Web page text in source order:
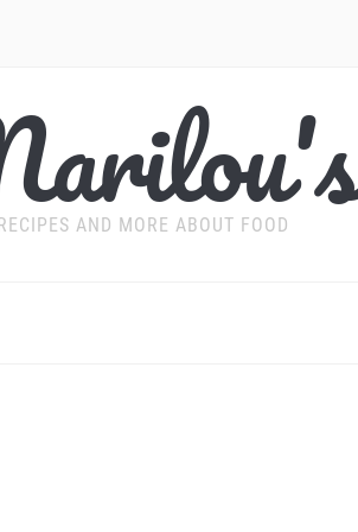
AND MORE ABOUT FOOD